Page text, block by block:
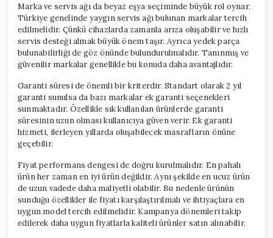
Marka ve servis ağı da beyaz eşya seçiminde büyük rol oynar.
Türkiye genelinde yaygın servis ağı bulunan markalar tercih
edilmelidir. Çünkü cihazlarda zamanla arıza oluşabilir ve hızlı
servis desteği almak büyük önem taşır. Ayrıca yedek parça
bulunabilirliği de göz önünde bulundurulmalıdır. Tanınmış ve
güvenilir markalar genellikle bu konuda daha avantajlıdır.
Garanti süresi de önemli bir kriterdir. Standart olarak 2 yıl
garanti sunulsa da bazı markalar ek garanti seçenekleri
sunmaktadır. Özellikle sık kullanılan ürünlerde garanti
süresinin uzun olması kullanıcıya güven verir. Ek garanti
hizmeti, ilerleyen yıllarda oluşabilecek masrafların önüne
geçebilir.
Fiyat performans dengesi de doğru kurulmalıdır. En pahalı
ürün her zaman en iyi ürün değildir. Aynı şekilde en ucuz ürün
de uzun vadede daha maliyetli olabilir. Bu nedenle ürünün
sunduğu özellikler ile fiyatı karşılaştırılmalı ve ihtiyaçlara en
uygun model tercih edilmelidir. Kampanya dönemleri takip
edilerek daha uygun fiyatlarla kaliteli ürünler satın alınabilir.